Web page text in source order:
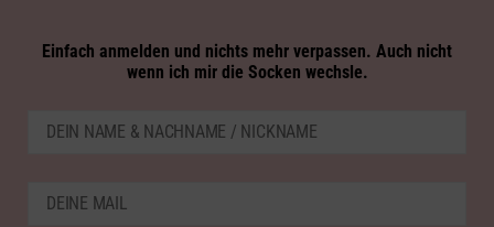
Einfach anmelden und nichts mehr verpassen. Auch nicht
wenn ich mir die Socken wechsle.